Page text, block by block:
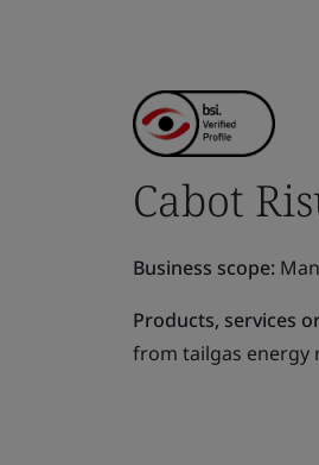
Cabot
Business scope:
Products, services
from tailgas energy